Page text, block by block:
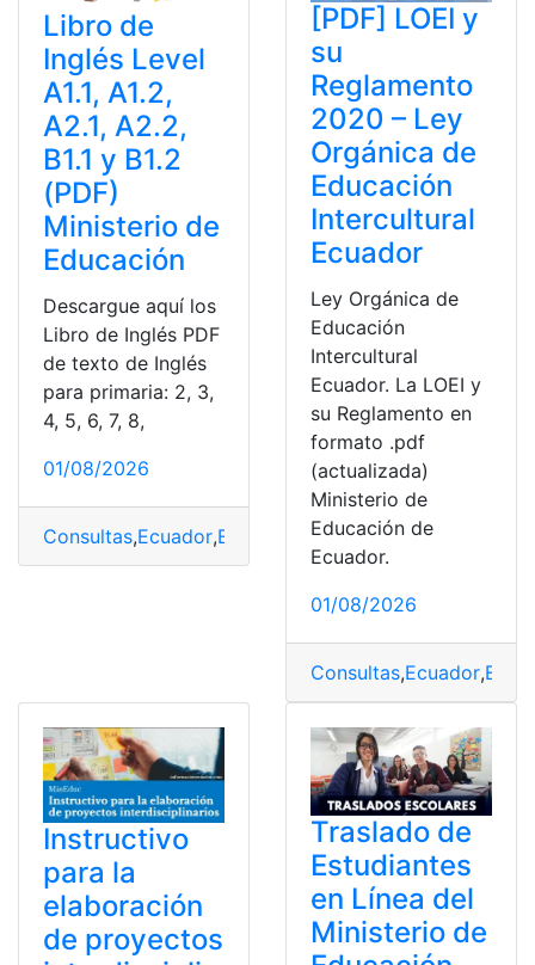
Libro de
Inglés Level
A1.1, A1.2,
A2.1, A2.2,
B1.1 y B1.2
(PDF)
Ministerio de
Educación
Descargue aquí los
Libro de Inglés PDF
de texto de Inglés
para primaria: 2, 3,
4, 5, 6, 7, 8,
01/08/2026
Consultas,Ecuador,Educación ,Herramientas Ecuador
[PDF] LOEI y
su
Reglamento
2020 – Ley
Orgánica de
Educación
Intercultural
Ecuador
Ley Orgánica de
Educación
Intercultural
Ecuador. La LOEI y
su Reglamento en
formato .pdf
(actualizada)
Ministerio de
Educación de
Ecuador.
01/08/2026
Consultas,Ecuador,
Instructivo
para la
elaboración
de proyectos
Traslado de
Estudiantes
en Línea del
Ministerio de